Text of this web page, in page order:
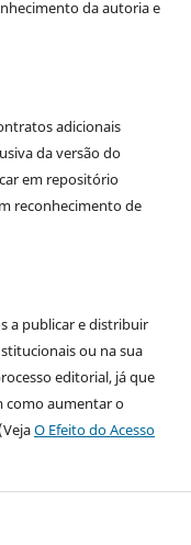
da autoria e
adicionais
da versão do
em repositório
reconhecimento de
a publicar e distribuir
ou na sua
editorial, já que
como aumentar o
O Efeito do Acesso